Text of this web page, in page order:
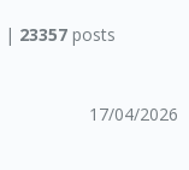
| 23357posts
17/04/2026